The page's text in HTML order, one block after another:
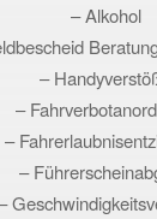
– Alkohol
–
–
–
–